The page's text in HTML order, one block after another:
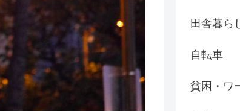
田舎暮ら
自転車
貧困・ワ